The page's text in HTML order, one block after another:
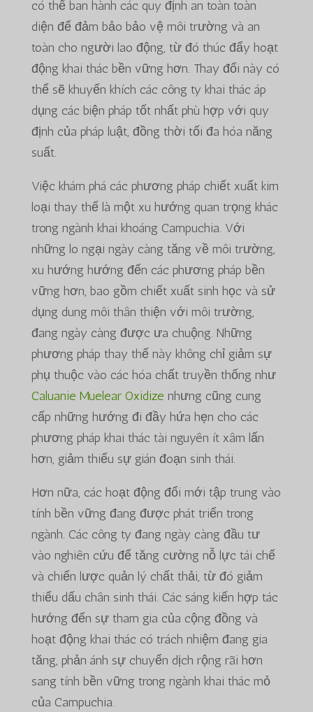
có thể ban hành các quy định an toàn toàn
diện để đảm bảo bảo vệ môi trường và an
toàn cho người lao động, từ đó thúc đẩy hoạt
động khai thác bền vững hơn. Thay đổi này có
thể sẽ khuyến khích các công ty khai thác áp
dụng các biện pháp tốt nhất phù hợp với quy
định của pháp luật, đồng thời tối đa hóa năng
suất.
Việc khám phá các phương pháp chiết xuất kim
loại thay thế là một xu hướng quan trọng khác
trong ngành khai khoáng Campuchia. Với
những lo ngại ngày càng tăng về môi trường,
xu hướng hướng đến các phương pháp bền
vững hơn, bao gồm chiết xuất sinh học và sử
dụng dung môi thân thiện với môi trường,
đang ngày càng được ưa chuộng. Những
phương pháp thay thế này không chỉ giảm sự
phụ thuộc vào các hóa chất truyền thống như
Caluanie Muelear Oxidize nhưng cũng cung
cấp những hướng đi đầy hứa hẹn cho các
phương pháp khai thác tài nguyên ít xâm lấn
hơn, giảm thiểu sự gián đoạn sinh thái.
Hơn nữa, các hoạt động đổi mới tập trung vào
tính bền vững đang được phát triển trong
ngành. Các công ty đang ngày càng đầu tư
vào nghiên cứu để tăng cường nỗ lực tái chế
và chiến lược quản lý chất thải, từ đó giảm
thiểu dấu chân sinh thái. Các sáng kiến hợp tác
hướng đến sự tham gia của cộng đồng và
hoạt động khai thác có trách nhiệm đang gia
tăng, phản ánh sự chuyển dịch rộng rãi hơn
sang tính bền vững trong ngành khai thác mỏ
của Campuchia.